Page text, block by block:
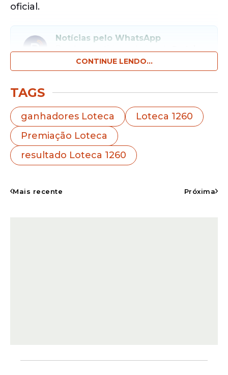
oficial.
Notícias pelo WhatsApp
de Prefeiturapelo nosso canal.
Além dos vencedores da faixa principal, o
concurso também premiou1.638 apostas
com 13 acertos. Cada uma delas recebeu
R$ 74,29. A arrecadação total da rodada foi
deR$ 2.212.784,00.
800.000,00, considerando as apostas
CONTINUE LENDO...
TAGS
ganhadores Loteca
Loteca 1260
Premiação Loteca
resultado Loteca 1260
Mais recente Próxima